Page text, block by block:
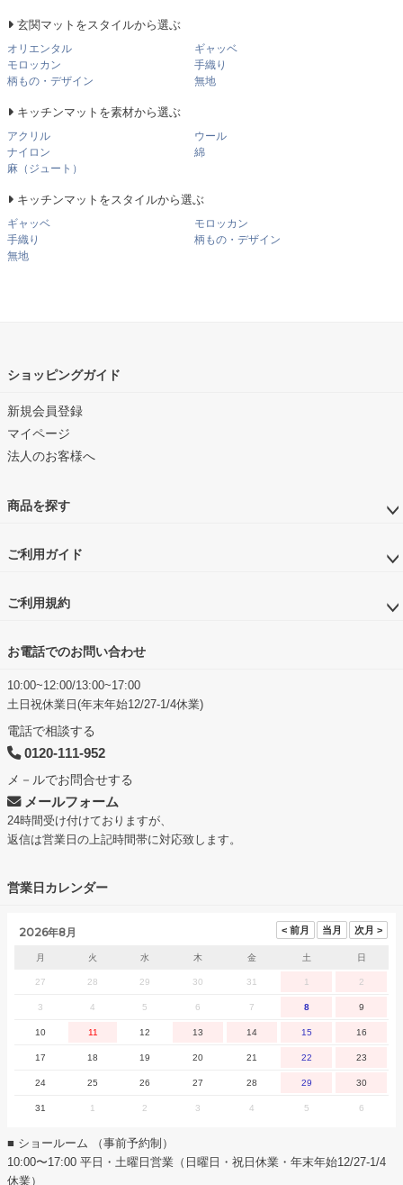
玄関マットをスタイルから選ぶ
オリエンタル
ギャッベ
モロッカン
手織り
柄もの・デザイン
無地
キッチンマットを素材から選ぶ
アクリル
ウール
ナイロン
綿
麻（ジュート）
キッチンマットをスタイルから選ぶ
ギャッベ
モロッカン
手織り
柄もの・デザイン
無地
ショッピングガイド
新規会員登録
マイページ
法人のお客様へ
商品を探す
ご利用ガイド
ご利用規約
お電話でのお問い合わせ
10:00~12:00/13:00~17:00
土日祝休業日(年末年始12/27-1/4休業)
電話で相談する
0120-111-952
メ－ルでお問合せする
メールフォーム
24時間受け付けておりますが、
返信は営業日の上記時間帯に対応致します。
営業日カレンダー
2026年8月
月 火 水 木 金 土 日
27 28 29 30 31 1 2
3 4 5 6 7 8 9
10 11 12 13 14 15 16
17 18 19 20 21 22 23
24 25 26 27 28 29 30
31 1 2 3 4 5 6
■ ショールーム （事前予約制）
10:00〜17:00 平日・土曜日営業（日曜日・祝日休業・年末年始12/27-1/4
休業）